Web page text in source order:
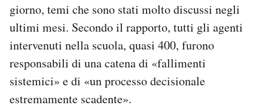
giorno, temi che sono stati molto discussi negli
ultimi mesi. Secondo il rapporto, tutti gli agenti
intervenuti nella scuola, quasi 400, furono
responsabili di una catena di «fallimenti
sistemici» e di «un processo decisionale
estremamente scadente».